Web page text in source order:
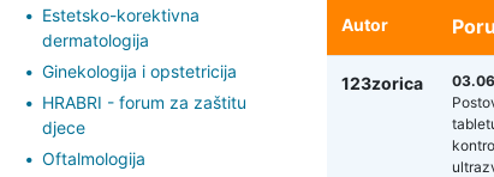
Estetsko-korektivna
dermatologija
Ginekologija i opstetricija
HRABRI - forum za zaštitu
djece
Oftalmologija
Autor
123zorica